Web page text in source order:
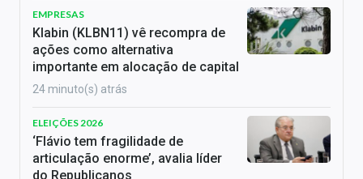
EMPRESAS
Klabin (KLBN11) vê recompra de
ações como alternativa
importante em alocação de capital
24 minuto(s) atrás
ELEIÇÕES 2026
‘Flávio tem fragilidade de
articulação enorme’, avalia líder
do Republicanos